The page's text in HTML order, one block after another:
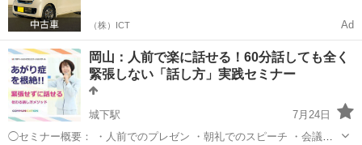
（株）ICT Ad
岡山：人前で楽に話せる！60分話しても全く
緊張しない「話し方」実践セミナー
城下駅
7月24日
◯セミナー概要： ・人前でのプレゼン ・朝礼でのスピーチ ・会議で